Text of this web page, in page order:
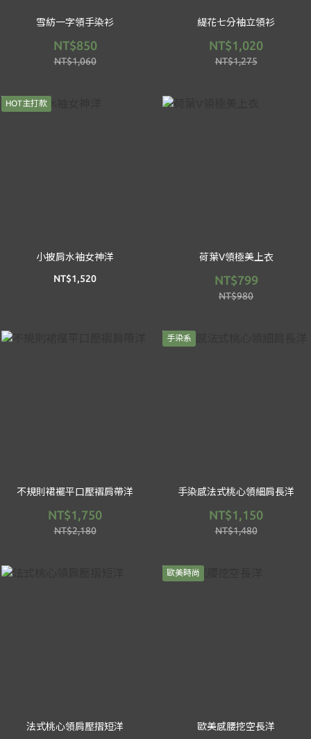
雪紡一字領手染衫
NT$850
NT$1,060
緹花七分袖立領衫
NT$1,020
NT$1,275
HOT主打款
小披肩水袖女神洋
NT$1,520
荷葉V領極美上衣
NT$799
NT$980
不規則裙襬平口壓褶肩帶洋
NT$1,750
NT$2,180
手染系
手染感法式桃心領細肩長洋
NT$1,150
NT$1,480
法式桃心領肩壓摺短洋
歐美時尚
歐美感腰挖空長洋